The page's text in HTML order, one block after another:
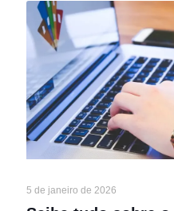
5 de janeiro de 2026